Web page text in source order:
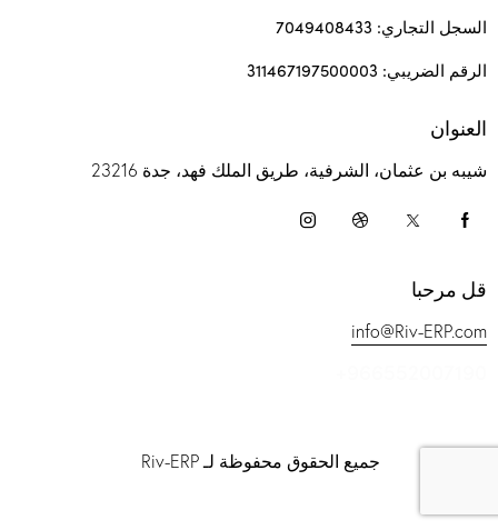
السجل التجاري: 7049408433
الرقم الضريبي: 311467197500003
العنوان
شيبه بن عثمان، الشرفية، طريق الملك فهد، جدة 23216
قل مرحبا
info@Riv-ERP.com
جميع الحقوق محفوظة لـ Riv-ERP